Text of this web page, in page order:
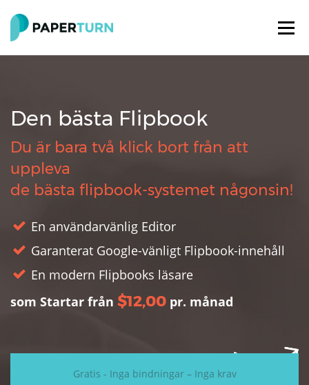
Den bästa Flipbook
Du är bara två klick bort från att
uppleva
de bästa flipbook-systemet någonsin!
En användarvänlig Editor
Garanterat Google-vänligt Flipbook-innehåll
En modern Flipbooks läsare
som Startar från $12,00 pr. månad
Gratis - Inga bindningar – Inga krav